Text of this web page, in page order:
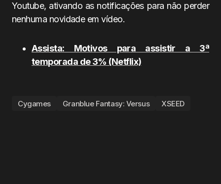
Youtube, ativando as notificações para não perder
nenhuma novidade em vídeo.
Assista: Motivos para assistir a 3ª
temporada de 3% (Netflix)
Cygames Granblue Fantasy: Versus XSEED